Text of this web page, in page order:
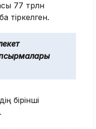
77 трлн
тіркелген.
бірінші